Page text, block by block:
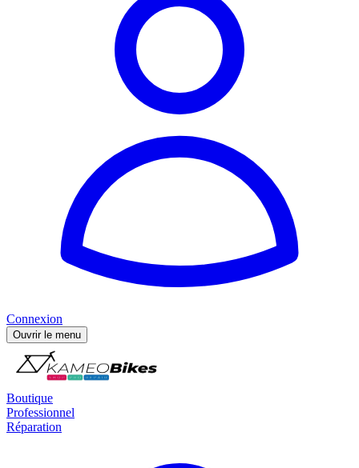
Connexion
Ouvrir le menu
Boutique
Professionnel
Réparation